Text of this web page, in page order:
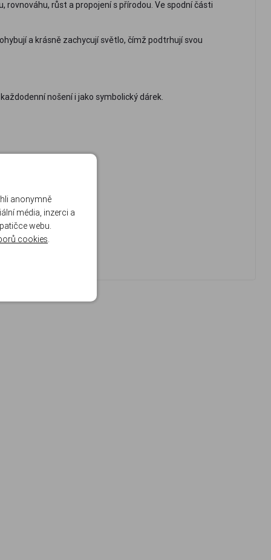
rovnováhu, růst a propojení s přírodou. Ve spodní části
a krásně zachycují světlo, čímž podtrhují svou
nošení i jako symbolický dárek.
anonymně
média, inzerci a
webu.
cookies.